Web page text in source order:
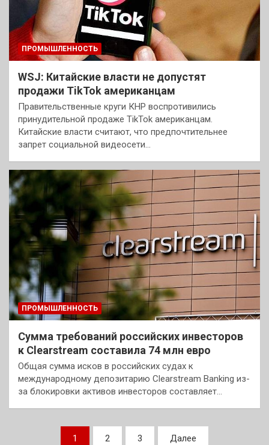
ПРОМЫШЛЕННОСТЬ
WSJ: Китайские власти не допустят
продажи TikTok американцам
Правительственные круги КНР воспротивились
принудительной продаже TikTok американцам.
Китайские власти считают, что предпочтительнее
запрет социальной видеосети…
ПРОМЫШЛЕННОСТЬ
Сумма требований российских инвесторов
к Clearstream составила 74 млн евро
Общая сумма исков в российских судах к
международному депозитарию Clearstream Banking из-
за блокировки активов инвесторов составляет…
Пагинация
1 2 3 Далее